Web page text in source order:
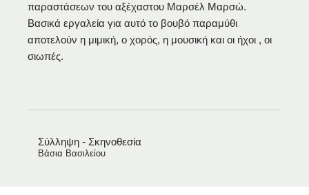
παραστάσεων του αξέχαστου Μαρσέλ Μαρσώ.
Βασικά εργαλεία για αυτό το βουβό παραμύθι
αποτελούν η μιμική, ο χορός, η μουσική και οι ήχοι , οι
σιωπές.
Σύλληψη - Σκηνοθεσία
Βάσια Βασιλείου